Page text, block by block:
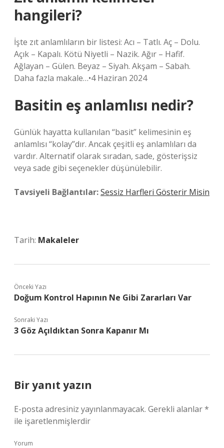
hangileri?
İşte zıt anlamlıların bir listesi: Acı – Tatlı. Aç – Dolu.
Açık – Kapalı. Kötü Niyetli – Nazik. Ağır – Hafif.
Ağlayan – Gülen. Beyaz – Siyah. Akşam – Sabah.
Daha fazla makale…•4 Haziran 2024
Basitin eş anlamlısı nedir?
Günlük hayatta kullanılan “basit” kelimesinin eş
anlamlısı “kolay”dır. Ancak çeşitli eş anlamlıları da
vardır. Alternatif olarak sıradan, sade, gösterişsiz
veya sade gibi seçenekler düşünülebilir.
Tavsiyeli Bağlantılar:Sessiz Harfleri Gösterir Misin
Tarih: Makaleler
Önceki Yazı
Doğum Kontrol Hapının Ne Gibi Zararları Var
Sonraki Yazı
3 Göz Açıldıktan Sonra Kapanır Mı
Bir yanıt yazın
E-posta adresiniz yayınlanmayacak. Gerekli alanlar*
ile işaretlenmişlerdir
Yorum